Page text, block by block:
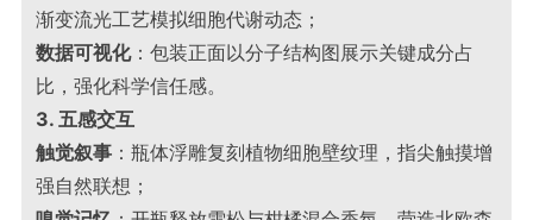
渐变流光工艺模拟细胞代谢动态；
数据可视化：包装正面以分子结构图展示关键成分占
比，强化科学信任感。
3. 五感交互
触觉叙事 ：瓶体浮雕复刻植物细胞壁纹理，指尖触摸增
强自然联想；